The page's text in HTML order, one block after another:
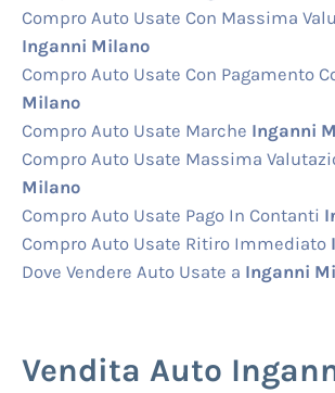
Compro Auto Usate Con Massima
Inganni Milano
Compro Auto Usate Con Pagamento
Milano
Compro Auto Usate Marche Inganni
Compro Auto Usate Massima
Milano
Compro Auto Usate Pago In Contanti
Compro Auto Usate Ritiro Immediato
Dove Vendere Auto Usate a Inganni
Vendita Auto